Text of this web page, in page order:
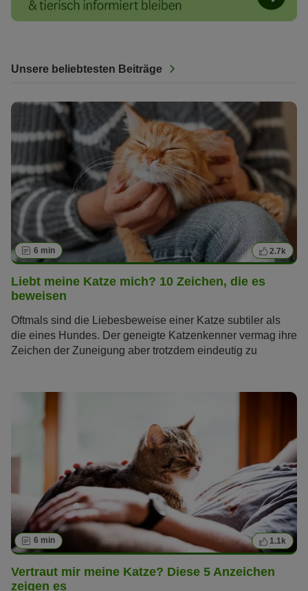
Unsere beliebtesten Beiträge
6 min 2.7k
Liebt meine Katze mich? 10 Zeichen, die es
beweisen
Oftmals sind die Liebesbeweise einer Katze subtiler als
die eines Hundes. Der geneigte Katzenkenner vermag ihre
Zeichen der Zuneigung aber trotzdem eindeutig zu
Katze mich?
6 min 1.1k
Vertraut mir meine Katze? Diese 5 Anzeichen
zeigen es